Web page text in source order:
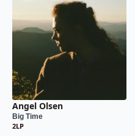
Angel Olsen
Big Time
2LP